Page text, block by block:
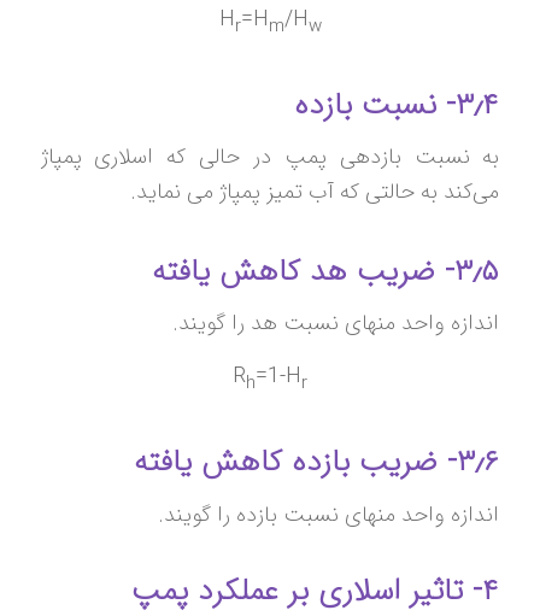
Hr=Hm/Hw
۳٫۴- نسبت بازده
به نسبت بازدهی پمپ در حالی که اسلاری پمپاژ
می‌کند به حالتی که آب تمیز پمپاژ می نماید.
۳٫۵- ضریب هد کاهش یافته
اندازه واحد منهای نسبت هد را گویند.
Rh=1-Hr
۳٫۶- ضریب بازده کاهش یافته
اندازه واحد منهای نسبت بازده را گویند.
۴- تاثیر اسلاری بر عملکرد پمپ